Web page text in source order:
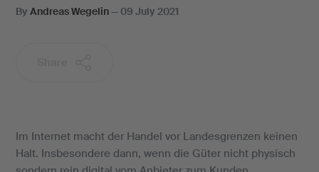
By Andreas Wegelin— 09 July 2021
Im Internet macht der Handel vor Landesgrenzen keinen
Halt. Insbesondere dann, wenn die Güter nicht physisch